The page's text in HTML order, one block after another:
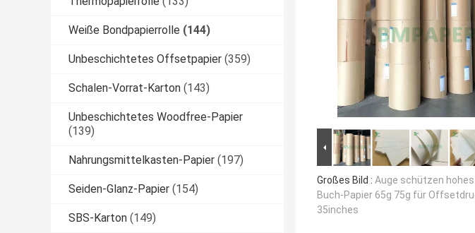
Weiße Bondpapierrolle (144)
Unbeschichtetes Offsetpapier (359)
Schalen-Vorrat-Karton (143)
Unbeschichtetes Woodfree-Papier
(139)
Nahrungsmittelkasten-Papier (197)
Seiden-Glanz-Papier (154)
SBS-Karton (149)
Großes Bild : Auge schützen
Buch-Papier 65g 75g für
35inches